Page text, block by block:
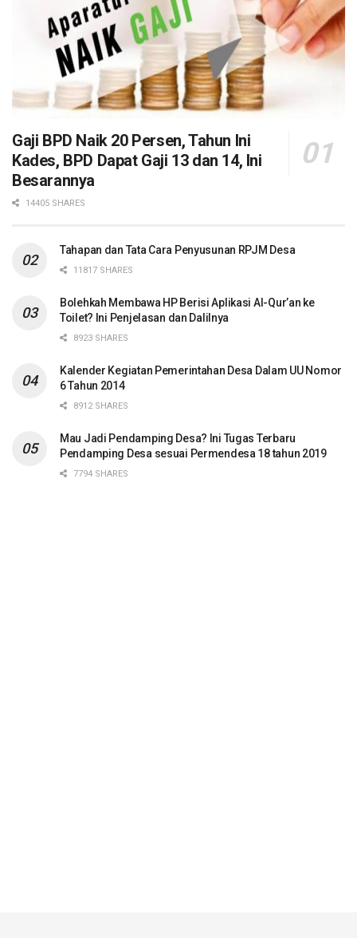
Gaji BPD Naik 20 Persen, Tahun Ini
Kades, BPD Dapat Gaji 13 dan 14, Ini
Besarannya
14405 SHARES
Tahapan dan Tata Cara Penyusunan RPJM Desa
11817 SHARES
Bolehkah Membawa HP Berisi Aplikasi Al-Qur’an ke
Toilet? Ini Penjelasan dan Dalilnya
8923 SHARES
Kalender Kegiatan Pemerintahan Desa Dalam UU Nomor
6 Tahun 2014
8912 SHARES
Mau Jadi Pendamping Desa? Ini Tugas Terbaru
Pendamping Desa sesuai Permendesa 18 tahun 2019
7794 SHARES